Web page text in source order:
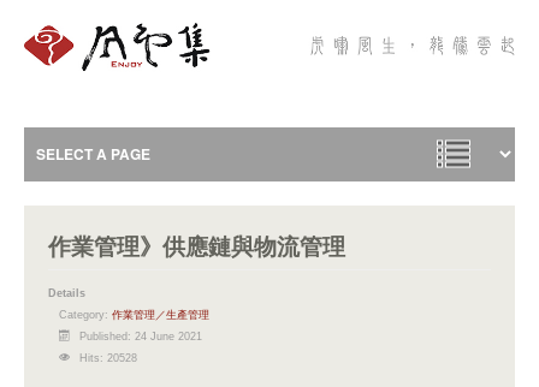
作業管理》供應鏈與物流管理
Details
Category: 作業管理／生產管理
Published: 24 June 2021
Hits: 20528